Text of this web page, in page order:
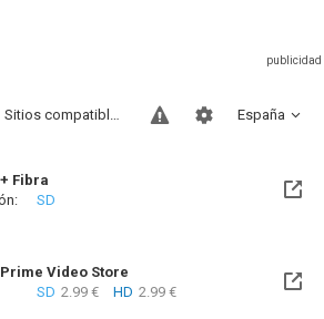
España
Sitios compatibles
Fibra
A partir del Dom, 09 Ago 2026 (En 3 días)
SD
Video Store
SD 2.99 € HD 2.99 €